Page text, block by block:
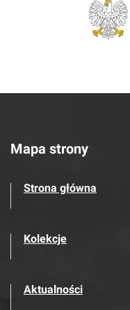
Mapa strony
Strona główna
Kolekcje
Aktualności